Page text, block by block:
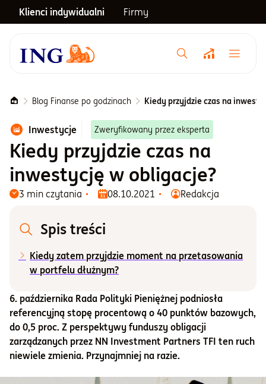
Klienci indywidualni Firmy
Menu główne
Notowania
Emerytura
Inwestycje
Centrum pomocy
Informacje i dokumenty
O nas
Otwórz konto
Blog Finanse po godzinach Kiedy przyjdzie czas na
Inwestycje Zweryfikowany przez eksperta
Kiedy przyjdzie czas na
inwestycję w obligacje?
3 min czytania 08.10.2021 Redakcja
6. października Rada Polityki Pieniężnej podniosła
referencyjną stopę procentową o 40 punktów bazowych,
do 0,5 proc. Z perspektywy funduszy obligacji
zarządzanych przez NN Investment Partners TFI ten ruch
niewiele zmienia. Przynajmniej na razie.
Spis treści
Kiedy zatem przyjdzie moment na przetasowania
w portfelu dłużnym?